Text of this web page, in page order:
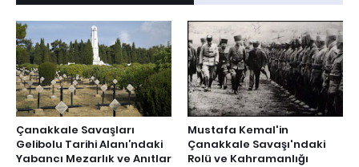
Çanakkale Savaşları
Gelibolu Tarihi Alanı’ndaki
Yabancı Mezarlık ve Anıtlar
Mustafa Kemal'in
Çanakkale Savaşı'ndaki
Rolü ve Kahramanlığı